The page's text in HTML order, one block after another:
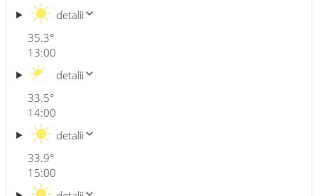
35.3°
detalii
13:00
33.5°
detalii
14:00
33.9°
detalii
15:00